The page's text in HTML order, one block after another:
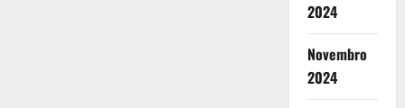
2024
Novembro
2024